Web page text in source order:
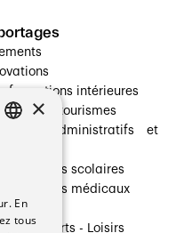
intérieures
et tourismes
administratifs et
scolaires
médicaux
- Sports - Loisirs
×
En
tous